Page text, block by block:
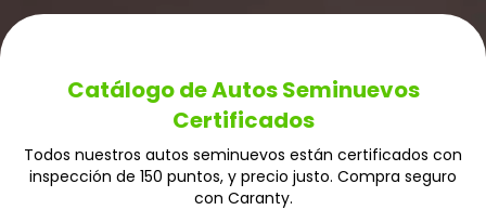
Catálogo de Autos Seminuevos
Certificados
Todos nuestros autos seminuevos están certificados con
inspección de 150 puntos, y precio justo. Compra seguro
con Caranty.